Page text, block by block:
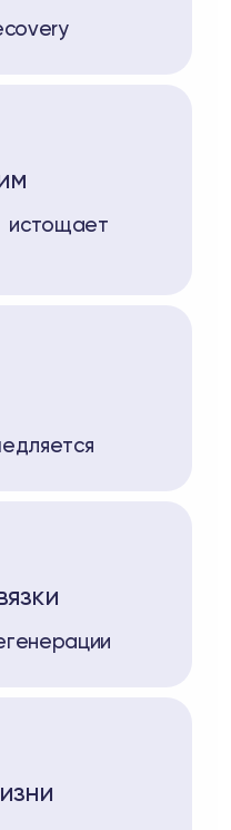
истощает